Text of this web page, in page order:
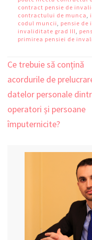
contract pensie de
contractului de munca
codul muncii
pensie de
invaliditate grad III
primirea pensiei de
Navigare
în
articole
Ce trebuie să conțină
acordurile de
datelor personale
operatori și persoane
împuternicite?